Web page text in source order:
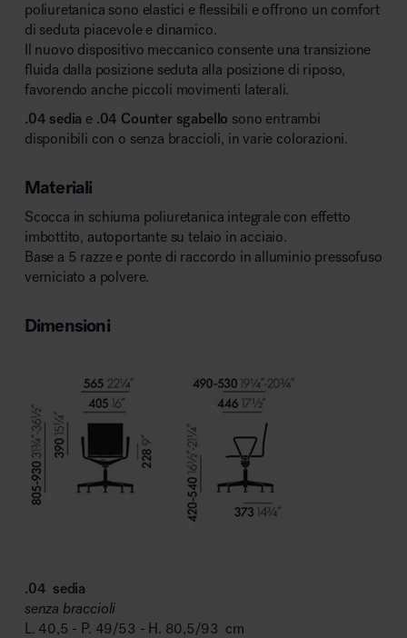
poliuretanica sono elastici e flessibili e offrono un comfort
di seduta piacevole e dinamico.
Il nuovo dispositivo meccanico consente una transizione
fluida dalla posizione seduta alla posizione di riposo,
favorendo anche piccoli movimenti laterali.
.04 sedia e.04 Counter sgabello sono entrambi
disponibili con o senza braccioli, in varie colorazioni.
Materiali
Scocca in schiuma poliuretanica integrale con effetto
imbottito, autoportante su telaio in acciaio.
Base a 5 razze e ponte di raccordo in alluminio pressofuso
verniciato a polvere.
Dimensioni
.04 sedia
senza braccioli
L. 40,5 - P. 49/53 - H. 80,5/93 cm